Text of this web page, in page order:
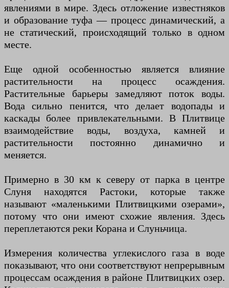
явлениями в мире. Здесь отложение известняков
и образование туфа — процесс динамический, а
не статический, происходящий только в одном
месте.
Еще одной особенностью является влияние
растительности на процесс осаждения.
Растительные барьеры замедляют поток воды.
Вода сильно пенится, что делает водопады и
каскады более привлекательными. В Плитвице
взаимодействие воды, воздуха, камней и
растительности постоянно динамично и
меняется.
Примерно в 30 км к северу от парка в центре
Слуня находятся Растоки, которые также
называют «маленькими Плитвицкими озерами»,
потому что они имеют схожие явления. Здесь
переплетаются реки Корана и Слуньчица.
Измерения количества углекислого газа в воде
показывают, что они соответствуют непрерывным
процессам осаждения в районе Плитвицких озер.